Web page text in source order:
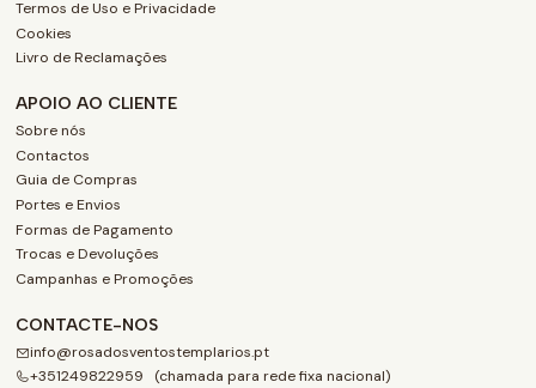
Termos de Uso e Privacidade
Cookies
Livro de Reclamações
APOIO AO CLIENTE
Sobre nós
Contactos
Guia de Compras
Portes e Envios
Formas de Pagamento
Trocas e Devoluções
Campanhas e Promoções
CONTACTE-NOS
info@rosadosventostemplarios.pt
+351249822959 (chamada para rede fixa nacional)